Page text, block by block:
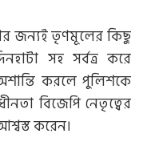
জন্যই তৃণমূলের কিছু
সহ সর্বত্র করে
করলে পুলিশকে
বিজেপি নেতৃত্বের
করেন।